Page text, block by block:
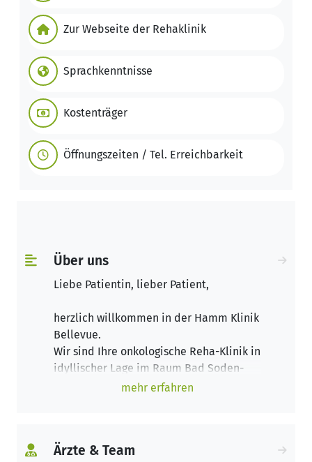
Zur Webseite der Rehaklinik
Sprachkenntnisse
Kostenträger
Öffnungszeiten / Tel. Erreichbarkeit
Über uns
Liebe Patientin, lieber Patient,
herzlich willkommen in der Hamm Klinik
Bellevue.
Wir sind Ihre onkologische Reha-Klinik in
idyllischer Lage im Raum Bad Soden-
Entspannungs- und Pflegemöglichkeiten.
mehr erfahren
Ärzte & Team